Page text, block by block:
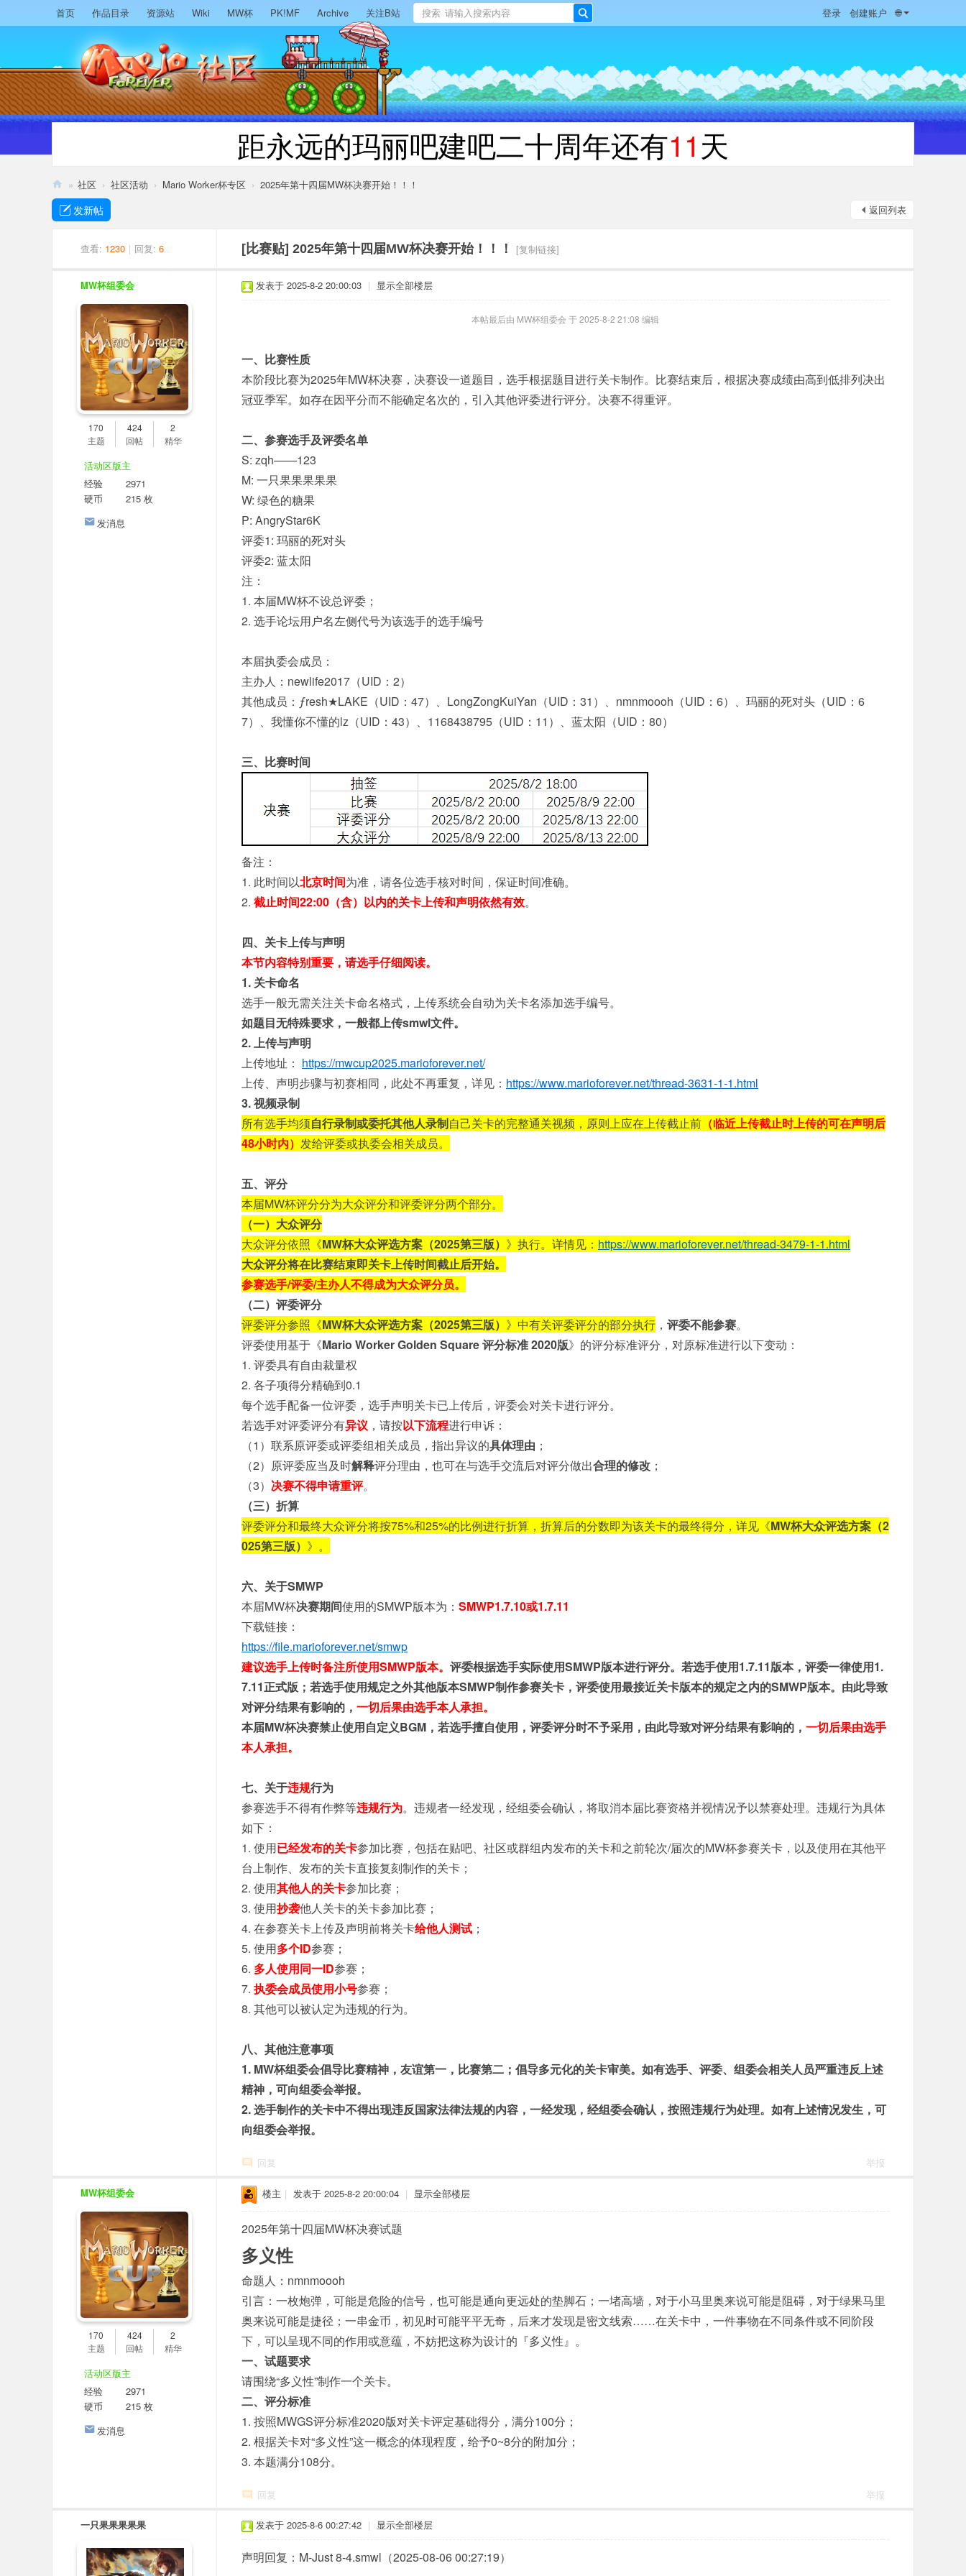
首页 作品目录 资源站 Wiki MW杯 PK!MF Archive 关注B站 搜索
索
登录 创建账户 🌐
距永远的玛丽吧建吧二十周年还有11天
M
» 社区 › 社区活动 › Mario Worker杯专区 › 2025年第十四届MW杯决赛开始！！！
返回列表
发新帖
查看: 1230 | 回复: 6 [比赛贴] 2025年第十四届MW杯决赛开始！！！ [复制链接]
MW杯组委会
170
主题
424
回帖
2
精华
活动区版主
经验
2971
硬币
215 枚
发消息
发表于 2025-8-2 20:00:03 | 显示全部楼层
本帖最后由 MW杯组委会 于 2025-8-2 21:08 编辑
一、比赛性质
本阶段比赛为2025年MW杯决赛，决赛设一道题目，选手根据题目进行关卡制作。比赛结束后，根据决赛成绩由高到低排列决出
冠亚季军。如存在因平分而不能确定名次的，引入其他评委进行评分。决赛不得重评。
二、参赛选手及评委名单
S: zqh——123
M: 一只果果果果果
W: 绿色的糖果
P: AngryStar6K
评委1: 玛丽的死对头
评委2: 蓝太阳
注：
1. 本届MW杯不设总评委；
2. 选手论坛用户名左侧代号为该选手的选手编号
本届执委会成员：
主办人：newlife2017（UID：2）
其他成员：ƒresh★LAKE（UID：47）、LongZongKuiYan（UID：31）、nmnmoooh（UID：6）、玛丽的死对头（UID：6
7）、我懂你不懂的lz（UID：43）、1168438795（UID：11）、蓝太阳（UID：80）
三、比赛时间
备注：
1. 此时间以北京时间为准，请各位选手核对时间，保证时间准确。
2. 截止时间22:00（含）以内的关卡上传和声明依然有效。
四、关卡上传与声明
本节内容特别重要，请选手仔细阅读。
1. 关卡命名
选手一般无需关注关卡命名格式，上传系统会自动为关卡名添加选手编号。
如题目无特殊要求，一般都上传smwl文件。
2. 上传与声明
上传地址： https://mwcup2025.marioforever.net/
上传、声明步骤与初赛相同，此处不再重复，详见： https://www.marioforever.net/thread-3631-1-1.html
3. 视频录制
所有选手均须自行录制或委托其他人录制自己关卡的完整通关视频，原则上应在上传截止前 （临近上传截止时上传的可在声明后
48小时内） 发给评委或执委会相关成员。
五、评分
本届MW杯评分分为大众评分和评委评分两个部分。
（一）大众评分
大众评分依照《MW杯大众评选方案（2025第三版） 》执行。详情见： https://www.marioforever.net/thread-3479-1-1.html
大众评分将在比赛结束即关卡上传时间截止后开始。
参赛选手/评委/主办人不得成为大众评分员。
（二）评委评分
评委评分参照《MW杯大众评选方案（2025第三版） 》中有关评委评分的部分执行 ， 评委不能参赛。
评委使用基于《Mario Worker Golden Square 评分标准 2020版》的评分标准评分，对原标准进行以下变动：
1. 评委具有自由裁量权
2. 各子项得分精确到0.1
每个选手配备一位评委，选手声明关卡已上传后，评委会对关卡进行评分。
若选手对评委评分有异议 ，请按以下流程进行申诉：
（1）联系原评委或评委组相关成员，指出异议的具体理由 ；
（2）原评委应当及时解释评分理由，也可在与选手交流后对评分做出合理的修改 ；
（3） 决赛不得申请重评。
（三）折算
评委评分和最终大众评分将按75%和25%的比例进行折算，折算后的分数即为该关卡的最终得分，详见《MW杯大众评选方案（2
025第三版） 》。
六、关于SMWP
本届MW杯决赛期间使用的SMWP版本为： SMWP1.7.10或1.7.11
下载链接：
https://file.marioforever.net/smwp
建议选手上传时备注所使用SMWP版本。 评委根据选手实际使用SMWP版本进行评分。若选手使用1.7.11版本，评委一律使用1.
7.11正式版；若选手使用规定之外其他版本SMWP制作参赛关卡，评委使用最接近关卡版本的规定之内的SMWP版本。由此导致
对评分结果有影响的， 一切后果由选手本人承担。
本届MW杯决赛禁止使用自定义BGM，若选手擅自使用，评委评分时不予采用，由此导致对评分结果有影响的， 一切后果由选手
本人承担。
七、关于违规行为
参赛选手不得有作弊等违规行为。违规者一经发现，经组委会确认，将取消本届比赛资格并视情况予以禁赛处理。违规行为具体
如下：
1. 使用已经发布的关卡参加比赛，包括在贴吧、社区或群组内发布的关卡和之前轮次/届次的MW杯参赛关卡，以及使用在其他平
台上制作、发布的关卡直接复刻制作的关卡；
2. 使用其他人的关卡参加比赛；
3. 使用抄袭他人关卡的关卡参加比赛；
4. 在参赛关卡上传及声明前将关卡给他人测试 ；
5. 使用多个ID参赛；
6. 多人使用同一ID参赛；
7. 执委会成员使用小号参赛；
8. 其他可以被认定为违规的行为。
八、其他注意事项
1. MW杯组委会倡导比赛精神，友谊第一，比赛第二；倡导多元化的关卡审美。如有选手、评委、组委会相关人员严重违反上述
精神，可向组委会举报。
2. 选手制作的关卡中不得出现违反国家法律法规的内容，一经发现，经组委会确认，按照违规行为处理。如有上述情况发生，可
向组委会举报。
回复 举报
MW杯组委会
170
主题
424
回帖
2
精华
活动区版主
经验
2971
硬币
215 枚
发消息
楼主 | 发表于 2025-8-2 20:00:04 | 显示全部楼层
2025年第十四届MW杯决赛试题
多义性
命题人：nmnmoooh
引言：一枚炮弹，可能是危险的信号，也可能是通向更远处的垫脚石；一堵高墙，对于小马里奥来说可能是阻碍，对于绿果马里
奥来说可能是捷径；一串金币，初见时可能平平无奇，后来才发现是密文线索……在关卡中，一件事物在不同条件或不同阶段
下，可以呈现不同的作用或意蕴，不妨把这称为设计的『多义性』。
一、试题要求
请围绕“多义性”制作一个关卡。
二、评分标准
1. 按照MWGS评分标准2020版对关卡评定基础得分，满分100分；
2. 根据关卡对“多义性”这一概念的体现程度，给予0~8分的附加分；
3. 本题满分108分。
回复 举报
一只果果果果果 发表于 2025-8-6 00:27:42 | 显示全部楼层
声明回复：M-Just 8-4.smwl（2025-08-06 00:27:19）